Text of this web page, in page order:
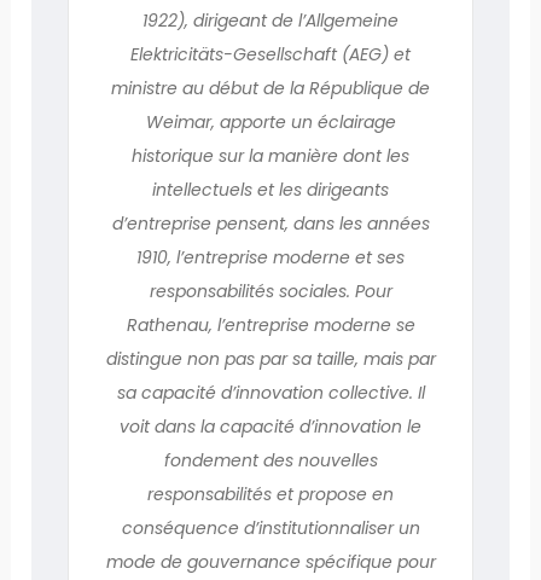
1922), dirigeant de l’Allgemeine
Elektricitäts-Gesellschaft (AEG) et
ministre au début de la République de
Weimar, apporte un éclairage
historique sur la manière dont les
intellectuels et les dirigeants
d’entreprise pensent, dans les années
1910, l’entreprise moderne et ses
responsabilités sociales. Pour
Rathenau, l’entreprise moderne se
distingue non pas par sa taille, mais par
sa capacité d’innovation collective. Il
voit dans la capacité d’innovation le
fondement des nouvelles
responsabilités et propose en
conséquence d’institutionnaliser un
mode de gouvernance spécifique pour